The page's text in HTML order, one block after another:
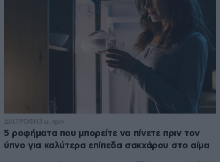
ΔΙΑΤΡΟΦΗ 3 ω. πριν
5 ροφήματα που μπορείτε να πίνετε πριν τον
ύπνο για καλύτερα επίπεδα σακχάρου στο αίμα